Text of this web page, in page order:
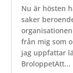
Nu är hösten
saker
från mig som
jag uppfattar
BroloppetAtt...